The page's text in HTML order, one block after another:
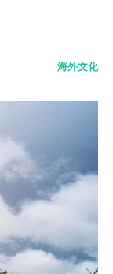
海外文化